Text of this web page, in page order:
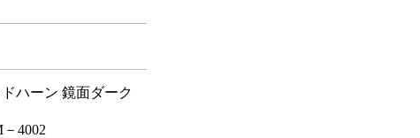
ハーン 鏡面ダーク
4002